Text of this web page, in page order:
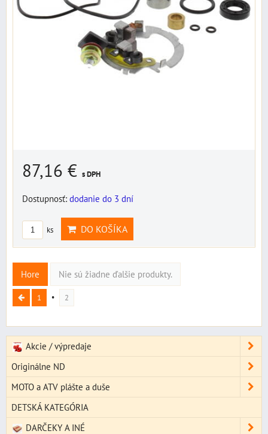
87,16 € s DPH
Dostupnosť: dodanie do 3 dní
ks DO KOŠÍKA
Hore Nie sú žiadne ďalšie produkty.
1 2
Akcie / výpredaje
Originálne ND
MOTO a ATV plášte a duše
DETSKÁ KATEGÓRIA
DARČEKY A INÉ